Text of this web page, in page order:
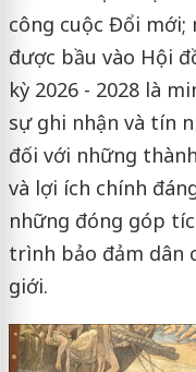
công cuộc Đổi mới;
được bầu vào Hội
kỳ 2026 - 2028 là
sự ghi nhận và tín
đối với những
và lợi ích chính
những đóng góp
trình bảo đảm dân
giới.